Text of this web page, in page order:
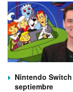
Nintendo
septiembre